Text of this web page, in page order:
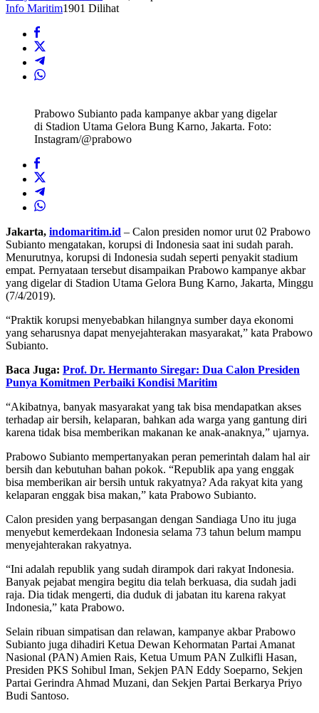
Info Maritim1901 Dilihat
Prabowo Subianto pada kampanye akbar yang digelar
di Stadion Utama Gelora Bung Karno, Jakarta. Foto:
Instagram/@prabowo
Jakarta, indomaritim.id – Calon presiden nomor urut 02 Prabowo
Subianto mengatakan, korupsi di Indonesia saat ini sudah parah.
Menurutnya, korupsi di Indonesia sudah seperti penyakit stadium
empat. Pernyataan tersebut disampaikan Prabowo kampanye akbar
yang digelar di Stadion Utama Gelora Bung Karno, Jakarta, Minggu
(7/4/2019).
“Praktik korupsi menyebabkan hilangnya sumber daya ekonomi
yang seharusnya dapat menyejahterakan masyarakat,” kata Prabowo
Subianto.
Baca Juga: Prof. Dr. Hermanto Siregar: Dua Calon Presiden
Punya Komitmen Perbaiki Kondisi Maritim
“Akibatnya, banyak masyarakat yang tak bisa mendapatkan akses
terhadap air bersih, kelaparan, bahkan ada warga yang gantung diri
karena tidak bisa memberikan makanan ke anak-anaknya,” ujarnya.
Prabowo Subianto mempertanyakan peran pemerintah dalam hal air
bersih dan kebutuhan bahan pokok. “Republik apa yang enggak
bisa memberikan air bersih untuk rakyatnya? Ada rakyat kita yang
kelaparan enggak bisa makan,” kata Prabowo Subianto.
Calon presiden yang berpasangan dengan Sandiaga Uno itu juga
menyebut kemerdekaan Indonesia selama 73 tahun belum mampu
menyejahterakan rakyatnya.
“Ini adalah republik yang sudah dirampok dari rakyat Indonesia.
Banyak pejabat mengira begitu dia telah berkuasa, dia sudah jadi
raja. Dia tidak mengerti, dia duduk di jabatan itu karena rakyat
Indonesia,” kata Prabowo.
Selain ribuan simpatisan dan relawan, kampanye akbar Prabowo
Subianto juga dihadiri Ketua Dewan Kehormatan Partai Amanat
Nasional (PAN) Amien Rais, Ketua Umum PAN Zulkifli Hasan,
Presiden PKS Sohibul Iman, Sekjen PAN Eddy Soeparno, Sekjen
Partai Gerindra Ahmad Muzani, dan Sekjen Partai Berkarya Priyo
Budi Santoso.